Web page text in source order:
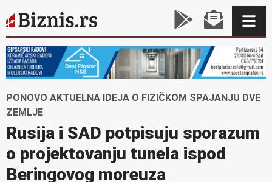
PONOVO AKTUELNA IDEJA O FIZIČKOM SPAJANJU DVE
ZEMLJE
Rusija i SAD potpisuju sporazum
o projektovanju tunela ispod
Beringovog moreuza